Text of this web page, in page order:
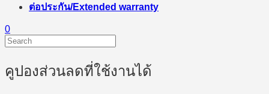
ต่อประกัน/Extended warranty
0
คูปองส่วนลดที่ใช้งานได้